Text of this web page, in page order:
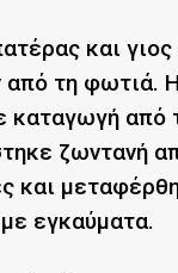
και
από τη φωτιά.
καταγωγή από
ζωντανή
και
εγκαύματα.